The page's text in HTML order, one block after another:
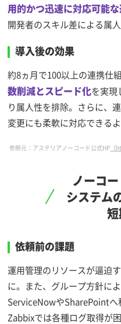
用的かつ迅速に対応可能
開発者のスキル差による属人
導入後の効果
約8ヵ月で100以上の連携仕
数削減とスピード化を実現
り属人性を排除。さらに、
変更にも柔軟に対応できる
参照元：アステリアノーコード公式HP
ノーコ
システム
依頼前の課題
運用管理のリソースが逼迫す
に。また、グループ方針に
ServiceNowやSharePointへ
Zabbixでは各種ログ取得が